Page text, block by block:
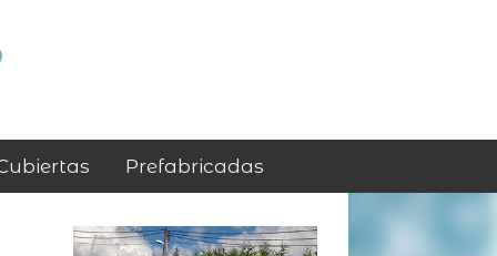
Prefabricadas